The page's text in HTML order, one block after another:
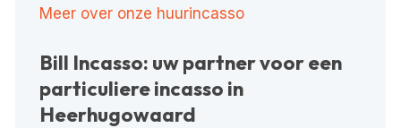
Meer over onze huurincasso
Bill Incasso: uw partner voor een
particuliere incasso in
Heerhugowaard